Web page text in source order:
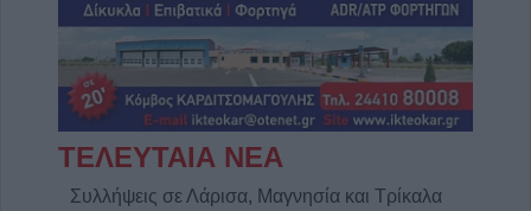
ΤΕΛΕΥΤΑΙΑ ΝΕΑ
Συλλήψεις σε Λάρισα, Μαγνησία και Τρίκαλα